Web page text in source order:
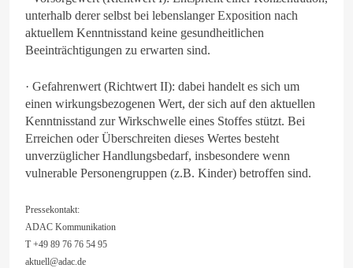
unterhalb derer selbst bei lebenslanger Exposition nach
aktuellem Kenntnisstand keine gesundheitlichen
Beeinträchtigungen zu erwarten sind.
· Gefahrenwert (Richtwert II): dabei handelt es sich um
einen wirkungsbezogenen Wert, der sich auf den aktuellen
Kenntnisstand zur Wirkschwelle eines Stoffes stützt. Bei
Erreichen oder Überschreiten dieses Wertes besteht
unverzüglicher Handlungsbedarf, insbesondere wenn
vulnerable Personengruppen (z.B. Kinder) betroffen sind.
Pressekontakt:
ADAC Kommunikation
T +49 89 76 76 54 95
aktuell@adac.de